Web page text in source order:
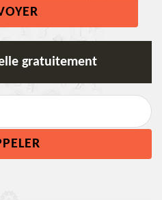
gratuitement